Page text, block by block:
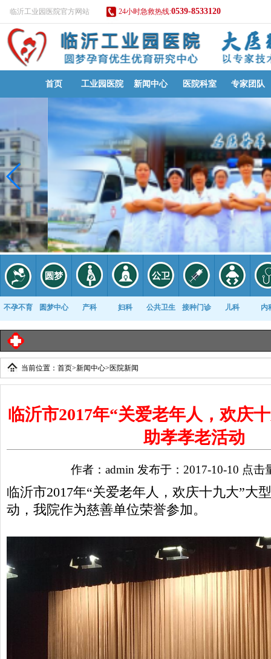
临沂工业园医院官方网站 24小时急救热线:0539-8533120
首页 工业园医院 新闻中心 医院科室 专家团队
不孕不育 圆梦中心 产科 妇科 公共卫生 接种门诊 儿科 内
康复科
当前位置： 首页>新闻中心> 医院新闻
临沂市2017年“关爱老年人，欢庆
助孝孝老活动
作者：admin 发布于：2017-10-10 点击
临沂市2017年“关爱老年人，欢庆十九大”大
动，我院作为慈善单位荣誉参加。